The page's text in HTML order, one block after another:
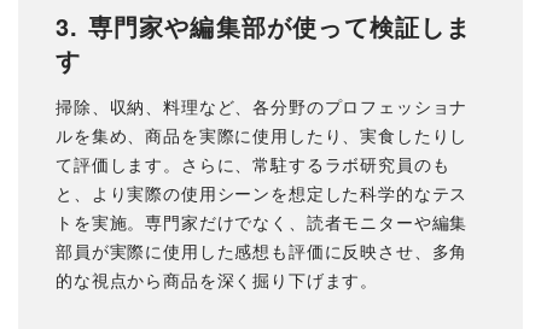
3. 専門家や編集部が使って検証しま
す
掃除、収納、料理など、各分野のプロフェッショナ
ルを集め、商品を実際に使用したり、実食したりし
て評価します。さらに、常駐するラボ研究員のも
と、より実際の使用シーンを想定した科学的なテス
トを実施。専門家だけでなく、読者モニターや編集
部員が実際に使用した感想も評価に反映させ、多角
的な視点から商品を深く掘り下げます。